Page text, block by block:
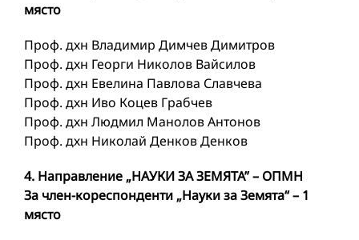
място
Проф. дхн Владимир Димчев Димитров
Проф. дхн Георги Николов Вайсилов
Проф. дхн Евелина Павлова Славчева
Проф. дхн Иво Коцев Грабчев
Проф. дхн Людмил Манолов Антонов
Проф. дхн Николай Денков Денков
4. Направление „НАУКИ ЗА ЗЕМЯТА” – ОПМН
За член-кореспонденти „Науки за Земята“ – 1
място